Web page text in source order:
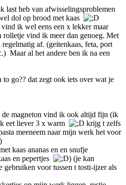
last heb van afwisselingsproblemen
dol op brood met kaas
vind ik wel eens een x lekker maar
rolletje vind ik meer dan genoeg. Met
af. (geitenkaas, feta, port
Maar al het andere ben ik na een
to go?? dat zegt ook iets over wat je
magneton vind ik ook altijd fijn (ik
eet liever 3 x warm
krijg t zelfs
meeneem naar mijn werk het voor
kaas ananas en en snufje
en pepertjes
) (je kan
voor tussen t tosti-ijzer als